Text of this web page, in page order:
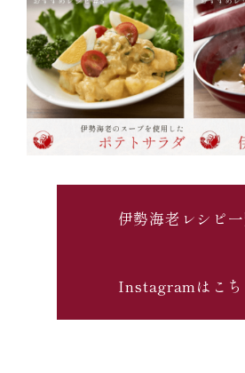
伊勢海老レシピ
Instagramはこち